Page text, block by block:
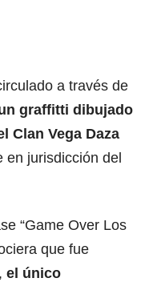
a través de
graffitti dibujado
Clan Vega Daza
en jurisdicción del
“Game Over Los
que fue
el único